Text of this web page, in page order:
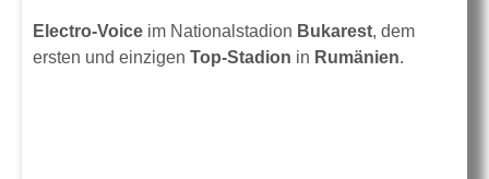
Electro-Voice im Nationalstadion Bukarest, dem
ersten und einzigen Top-Stadion in Rumänien.